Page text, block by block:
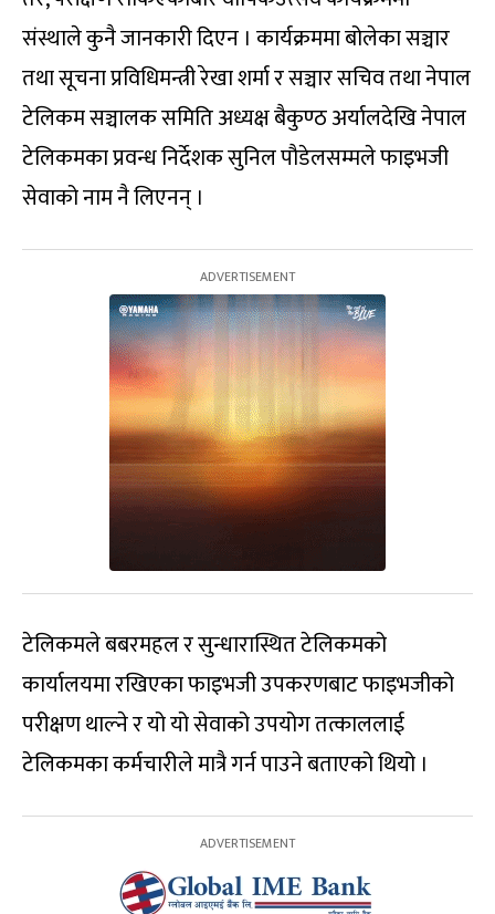
संस्थाले कुनै जानकारी दिएन । कार्यक्रममा बोलेका सञ्चार
तथा सूचना प्रविधिमन्त्री रेखा शर्मा र सञ्चार सचिव तथा नेपाल
टेलिकम सञ्चालक समिति अध्यक्ष बैकुण्ठ अर्यालदेखि नेपाल
टेलिकमका प्रवन्ध निर्देशक सुनिल पौडेलसम्मले फाइभजी
सेवाको नाम नै लिएनन् ।
टेलिकमले बबरमहल र सुन्धारास्थित टेलिकमको
कार्यालयमा रखिएका फाइभजी उपकरणबाट फाइभजीको
परीक्षण थाल्ने र यो यो सेवाको उपयोग तत्काललाई
टेलिकमका कर्मचारीले मात्रै गर्न पाउने बताएको थियो ।